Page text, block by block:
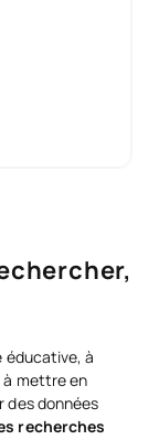
éducative, à
à mettre en
des données
recherches